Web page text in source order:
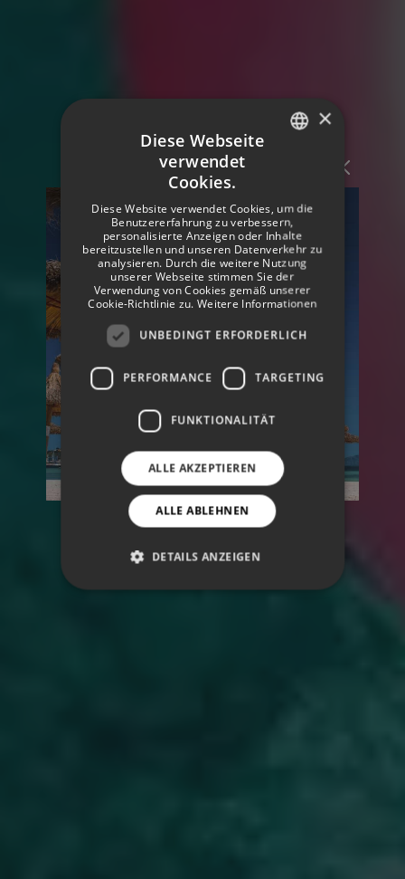
GERMAN
×
Diese Webseite
verwendet
Cookies.
Diese Website verwendet Cookies, um die
Benutzererfahrung zu verbessern,
personalisierte Anzeigen oder Inhalte
bereitzustellen und unseren Datenverkehr zu
analysieren. Durch die weitere Nutzung
unserer Webseite stimmen Sie der
Verwendung von Cookies gemäß unserer
Cookie-Richtlinie zu. Weitere Informationen
UNBEDINGT ERFORDERLICH
PERFORMANCE TARGETING
FUNKTIONALITÄT
ALLE AKZEPTIEREN
ALLE ABLEHNEN
DETAILS ANZEIGEN